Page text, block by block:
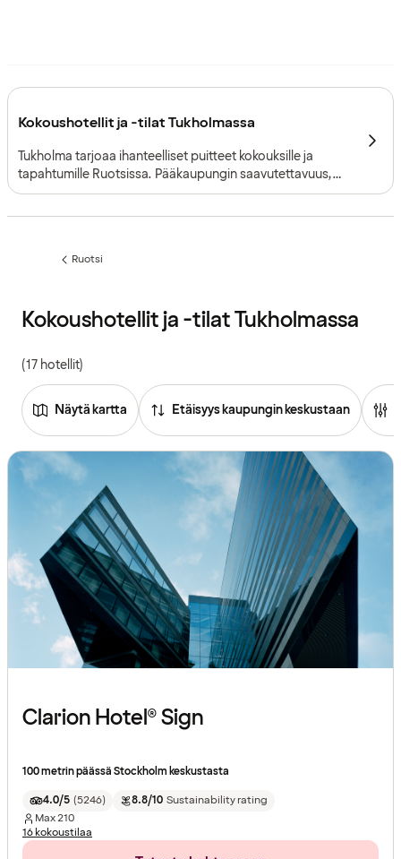
Kokoushotellit ja -tilat Tukholmassa
Tukholma tarjoaa ihanteelliset puitteet kokouksille ja
tapahtumille Ruotsissa. Pääkaupungin saavutettavuus,
monipuoliset kokousympäristöt ja tehokas joukkoliikenne
Edellinen
Ruotsi
Kokoushotellit ja -tilat Tukholmassa
(17 hotellit)
Näytä kartta Etäisyys kaupungin keskustaan
Clarion Hotel® Sign
100 metrin päässä Stockholm keskustasta
4.0/5 (5246) 8.8/10 Sustainability rating
Max210
16 kokoustilaa